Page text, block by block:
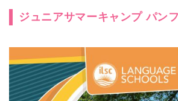
ジュニアサマーキャンプ パン